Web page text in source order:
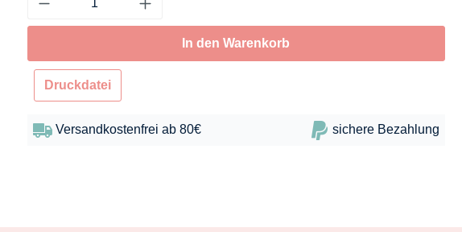
In den Warenkorb
Druckdatei
Versandkostenfrei ab 80€ sichere Bezahlung